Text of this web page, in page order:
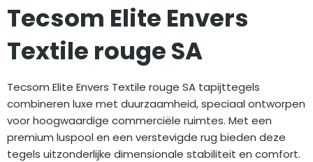
Tecsom Elite Envers
Textile rouge SA
Tecsom Elite Envers Textile rouge SA tapijttegels
combineren luxe met duurzaamheid, speciaal ontworpen
voor hoogwaardige commerciële ruimtes. Met een
premium luspool en een verstevigde rug bieden deze
tegels uitzonderlijke dimensionale stabiliteit en comfort.